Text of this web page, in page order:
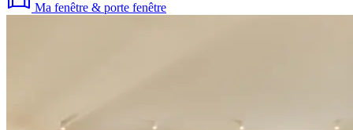
Ma fenêtre & porte fenêtre